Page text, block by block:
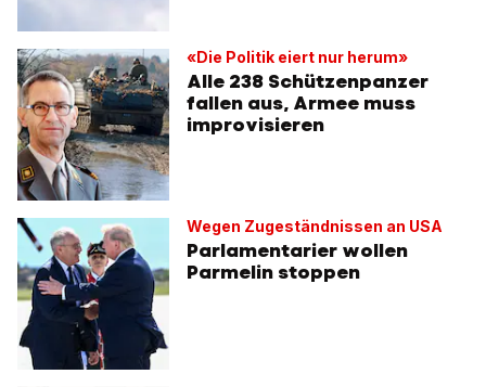
«Die Politik eiert nur herum»
Alle 238 Schützenpanzer
fallen aus, Armee muss
improvisieren
Wegen Zugeständnissen an USA
Parlamentarier wollen
Parmelin stoppen